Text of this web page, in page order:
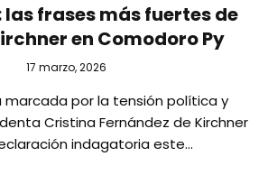
las frases más fuertes de
en Comodoro Py
17 marzo, 2026
marcada por la tensión política y
Cristina Fernández de Kirchner
indagatoria este…